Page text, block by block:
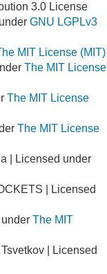
3.0 License
GNU LGPLv3
MIT License (MIT)
The MIT License
The MIT License
The MIT License
| Licensed under
| Licensed
under The MIT
| Licensed